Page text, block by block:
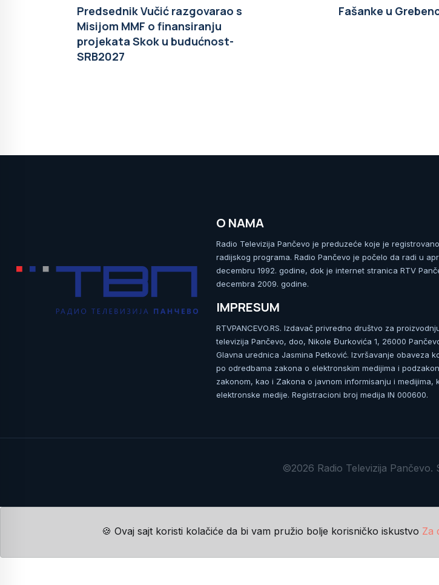
Predsednik Vučić razgovarao s
Misijom MMF o finansiranju
projekata Skok u budućnost-
SRB2027
Fašanke u
O NAMA
Radio Televizija Pančevo je preduzeće koje je
radijskog programa. Radio Pančevo je počelo da radi u
decembru 1992. godine, dok je internet stranica RTV
decembra 2009. godine.
IMPRESUM
RTVPANCEVO.RS. Izdavač privredno društvo za
televizija Pančevo, doo, Nikole Đurkovića 1, 26000
Glavna urednica Jasmina Petković. Izvršavanje obaveza
po odredbama zakona o elektronskim medijima i
zakonom, kao i Zakona o javnom informisanju i medijima,
elektronske medije. Registracioni broj medija IN 000600.
©2026 Radio Televizija Pančevo.
🍪 Ovaj sajt koristi kolačiće da bi vam pružio bolje korisničko iskustvo Za